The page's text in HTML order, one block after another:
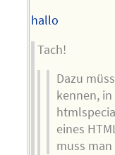
hallo
Tach!
Dazu
kennen,
eines
muss